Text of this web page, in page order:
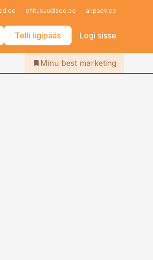
ehitusuudised.ee aripaev.ee
Telli ligipääs Logi sisse
Iseteenindus
Telli Bestmarketing
Minu best marketing